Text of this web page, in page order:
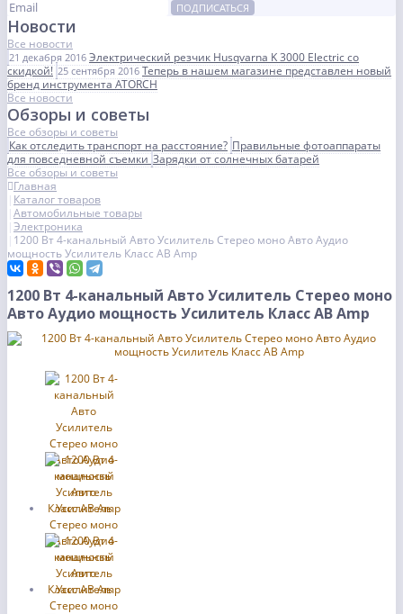
ПОДПИСАТЬСЯ
Новости
Все новости
21 декабря 2016 Электрический резчик Husqvarna K 3000 Electric со
скидкой! 25 сентября 2016 Теперь в нашем магазине представлен новый
бренд инструмента ATORCH
Все новости
Обзоры и советы
Все обзоры и советы
Как отследить транспорт на расстояние? Правильные фотоаппараты
для повседневной съемкиЗарядки от солнечных батарей
Все обзоры и советы
Главная
Каталог товаров
Автомобильные товары
Электроника
1200 Вт 4-канальный Авто Усилитель Стерео моно Авто Аудио
мощность Усилитель Класс AB Amp
1200 Вт 4-канальный Авто Усилитель Стерео моно
Авто Аудио мощность Усилитель Класс AB Amp